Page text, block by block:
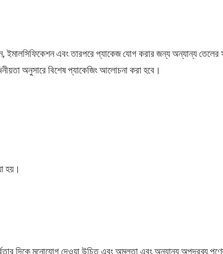
এবং তারপরে প্যাকেজ যোগ করার জন্য অন্যান্য তেলের
অনুসারে বিশেষ প্যাকেজিং আলোচনা করা হবে।
হয়।
দিকে মনোযোগ দেওয়া উচিত এবং অম্লতা এবং অন্যান্য অপদ্রব্য